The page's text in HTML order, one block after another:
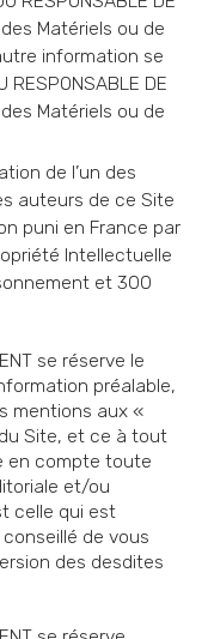
Matériels ou de
information se
DE
Matériels ou de
de l’un des
auteurs de ce Site
puni en France par
Intellectuelle
et 300
se réserve le
préalable,
mentions aux «
Site, et ce à tout
en compte toute
et/ou
celle qui est
de vous
des desdites